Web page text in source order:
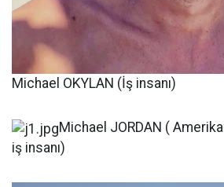
Michael OKYLAN (İş insanı)
Michael JORDAN (
iş insanı)